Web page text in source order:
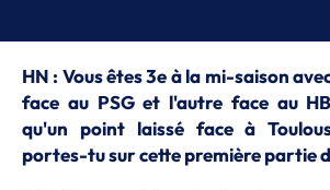
HN : Vous êtes 3e à la mi-saison
face au PSG et l'autre face au
qu'un point laissé face à
portes-tu sur cette première partie